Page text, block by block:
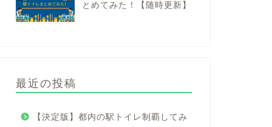
とめてみた！【随時更新】
最近の投稿
【決定版】都内の駅トイレ制覇してみ